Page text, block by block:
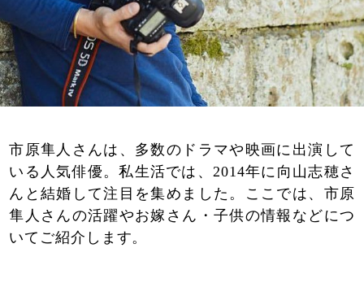
市原隼人さんは、多数のドラマや映画に出演して
いる人気俳優。私生活では、2014年に向山志穂さ
んと結婚して注目を集めました。ここでは、市原
隼人さんの活躍やお嫁さん・子供の情報などにつ
いてご紹介します。